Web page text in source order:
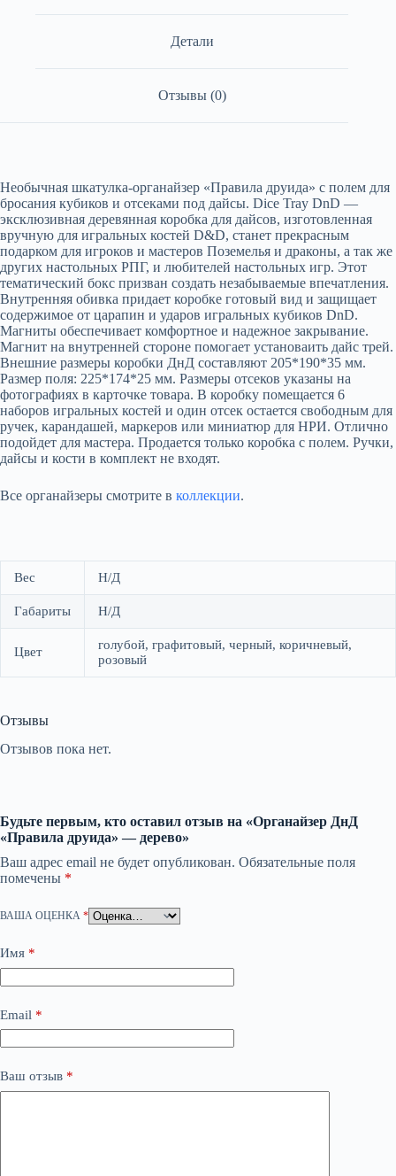
Детали
Отзывы (0)
Необычная шкатулка-органайзер «Правила друида» с полем для
бросания кубиков и отсеками под дайсы. Dice Tray DnD —
эксклюзивная деревянная коробка для дайсов, изготовленная
вручную для игральных костей D&D, станет прекрасным
подарком для игроков и мастеров Поземелья и драконы, а так же
других настольных РПГ, и любителей настольных игр. Этот
тематический бокс призван создать незабываемые впечатления.
Внутренняя обивка придает коробке готовый вид и защищает
содержимое от царапин и ударов игральных кубиков DnD.
Магниты обеспечивает комфортное и надежное закрывание.
Магнит на внутренней стороне помогает установаить дайс трей.
Внешние размеры коробки ДнД составляют 205*190*35 мм.
Размер поля: 225*174*25 мм. Размеры отсеков указаны на
фотографиях в карточке товара. В коробку помещается 6
наборов игральных костей и один отсек остается свободным для
ручек, карандашей, маркеров или миниатюр для НРИ. Отлично
подойдет для мастера. Продается только коробка с полем. Ручки,
дайсы и кости в комплект не входят.
Все органайзеры смотрите в коллекции.
Вес Н/Д
Габариты Н/Д
Цвет
голубой, графитовый, черный, коричневый,
розовый
Отзывы
Отзывов пока нет.
Будьте первым, кто оставил отзыв на «Органайзер ДнД
«Правила друида» — дерево»
Ваш адрес email не будет опубликован. Обязательные поля
помечены *
ВАША ОЦЕНКА *
Имя *
Email *
Ваш отзыв *